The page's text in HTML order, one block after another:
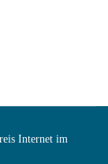
Internet im